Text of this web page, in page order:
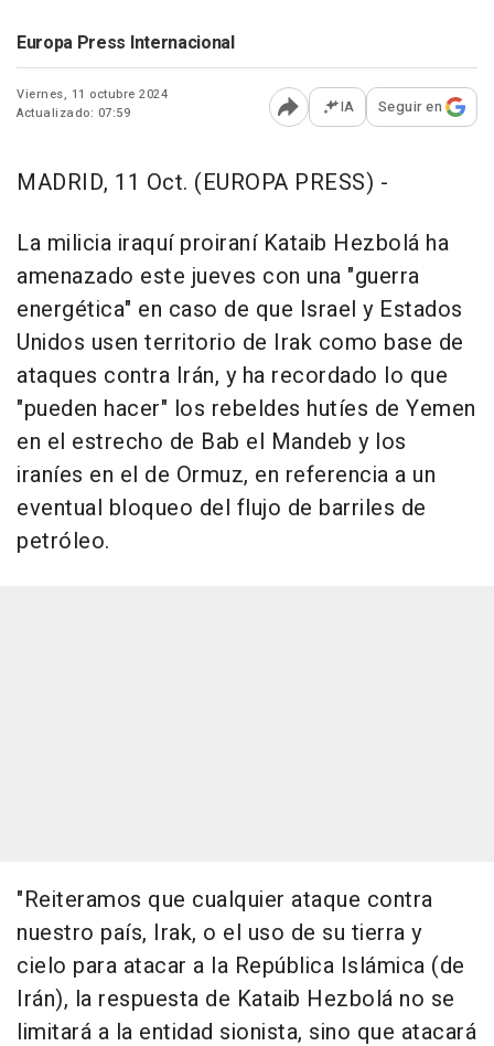
Europa Press Internacional
Viernes, 11 octubre 2024
Actualizado: 07:59
Abrir opciones para
IA Seguir en
MADRID, 11 Oct. (EUROPA PRESS) -
La milicia iraquí proiraní Kataib Hezbolá ha
amenazado este jueves con una "guerra
energética" en caso de que Israel y Estados
Unidos usen territorio de Irak como base de
ataques contra Irán, y ha recordado lo que
"pueden hacer" los rebeldes hutíes de Yemen
en el estrecho de Bab el Mandeb y los
iraníes en el de Ormuz, en referencia a un
eventual bloqueo del flujo de barriles de
petróleo.
"Reiteramos que cualquier ataque contra
nuestro país, Irak, o el uso de su tierra y
cielo para atacar a la República Islámica (de
Irán), la respuesta de Kataib Hezbolá no se
limitará a la entidad sionista, sino que atacará